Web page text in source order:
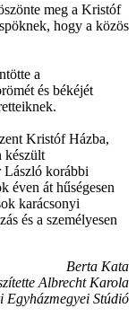
meg a Kristóf
hogy a közös
a
és békéjét
Kristóf Házba,
készült
László korábbi
éven át hűségesen
karácsonyi
és a személyesen
Berta Kata
Albrecht Karola
Egyházmegyei Stúdió